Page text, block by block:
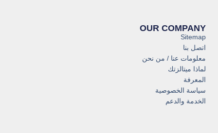
OUR COMPANY
Sitemap
اتصل بنا
معلومات عنا / من نحن
لماذا ميتالزتك
المعرفة
سياسة الخصوصية
الخدمة والدعم